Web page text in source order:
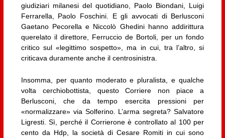
giudiziari milanesi del quotidiano, Paolo Biondani, Luigi
Ferrarella, Paolo Foschini. E gli avvocati di Berlusconi
Gaetano Pecorella e Niccolò Ghedini hanno addirittura
querelato il direttore, Ferruccio de Bortoli, per un fondo
critico sul «legittimo sospetto», ma in cui, tra l’altro, si
criticava duramente anche il centrosinistra.
Insomma, per quanto moderato e pluralista, e qualche
volta cerchiobottista, questo Corriere non piace a
Berlusconi, che da tempo esercita pressioni per
«normalizzare» via Solferino. L’arma segreta? Salvatore
Ligresti. Sì, perché il Corrierone è controllato al 100 per
cento da Hdp, la società di Cesare Romiti in cui sono